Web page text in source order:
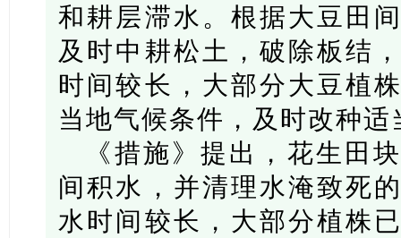
和耕层滞水。根据大豆田
及时中耕松土，破除板结
时间较长，大部分大豆植
当地气候条件，及时改种适
《措施》提出，花生田
间积水，并清理水淹致死
水时间较长，大部分植株